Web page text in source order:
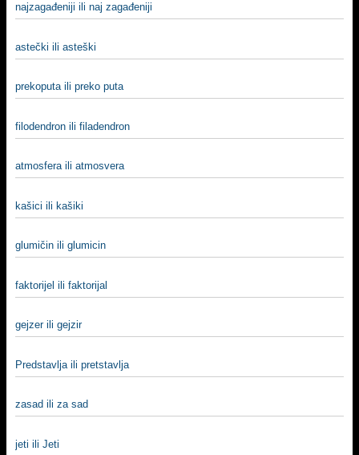
najzagađeniji ili naj zagađeniji
astečki ili asteški
prekoputa ili preko puta
filodendron ili filadendron
atmosfera ili atmosvera
kašici ili kašiki
glumičin ili glumicin
faktorijel ili faktorijal
gejzer ili gejzir
Predstavlja ili pretstavlja
zasad ili za sad
jeti ili Jeti